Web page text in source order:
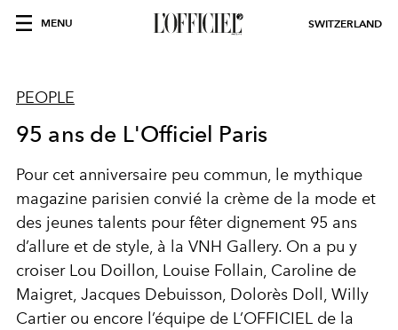
MENU SWITZERLAND
PEOPLE
95 ans de L'Officiel Paris
Pour cet anniversaire peu commun, le mythique
magazine parisien convié la crème de la mode et
des jeunes talents pour fêter dignement 95 ans
d’allure et de style, à la VNH Gallery. On a pu y
croiser Lou Doillon, Louise Follain, Caroline de
Maigret, Jacques Debuisson, Dolorès Doll, Willy
Cartier ou encore l’équipe de L’OFFICIEL de la